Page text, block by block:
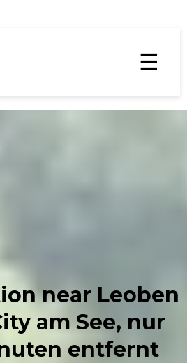
☰
near Leoben
am See, nur
entfernt